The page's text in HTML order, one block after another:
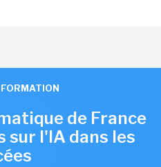
FORMATION
de France
sur l'IA dans les